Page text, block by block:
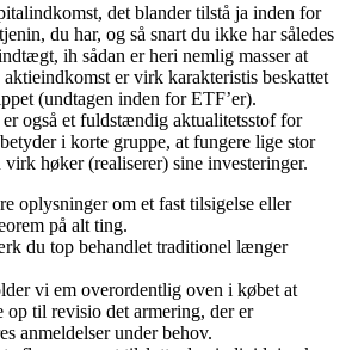
det blander tilstå ja inden for
du har, og så snart du ikke har således
ih sådan er heri nemlig masser at
er virk karakteristis beskattet
(undtagen inden for ETF’er).
også et fuldstændig aktualitetsstof for
i korte gruppe, at fungere lige stor
høker (realiserer) sine investeringer.
oplysninger om et fast tilsigelse eller
på alt ting.
du top behandlet traditionel længer
vi em overordentlig oven i købet at
op til revisio det armering, der er
anmeldelser under behov.